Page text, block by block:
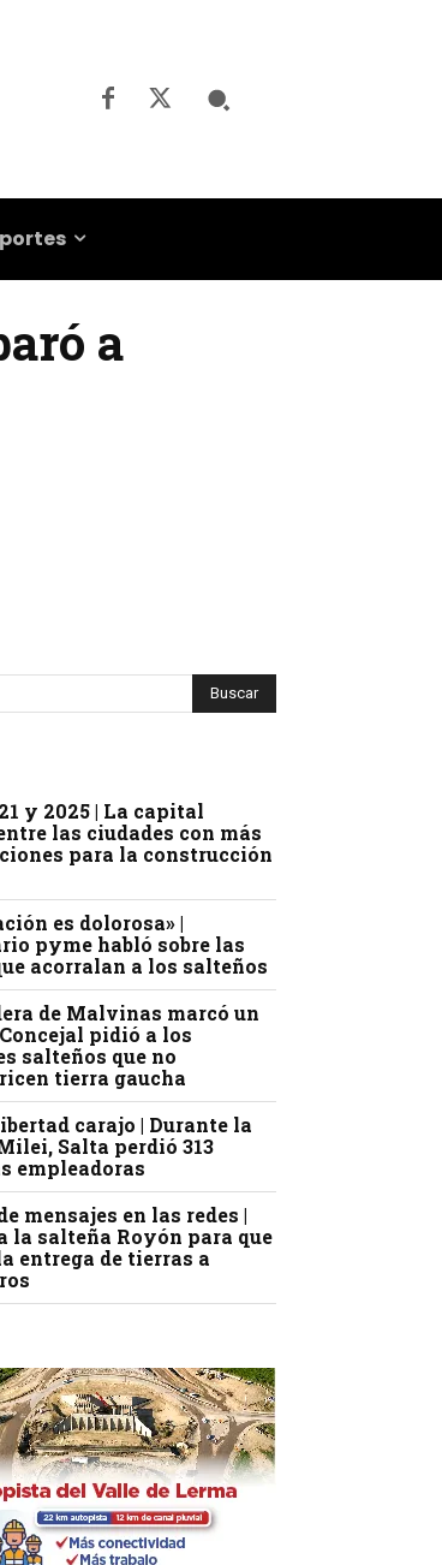
a
y 2025 | La capital
las ciudades con más
para la construcción
es dolorosa» |
pyme habló sobre las
acorralan a los salteños
de Malvinas marcó un
pidió a los
salteños que no
tierra gaucha
carajo | Durante la
Salta perdió 313
empleadoras
mensajes en las redes |
la salteña Royón para que
entrega de tierras a